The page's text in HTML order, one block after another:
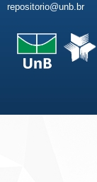
repositorio@unb.br